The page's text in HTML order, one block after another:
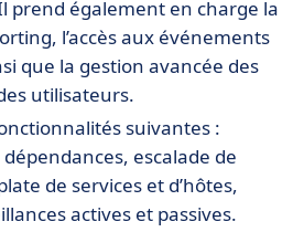
prend également en charge la
l’accès aux événements
que la gestion avancée des
utilisateurs.
suivantes :
escalade de
de services et d’hôtes,
actives et passives.